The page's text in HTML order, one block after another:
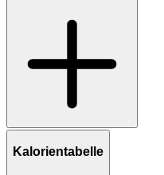
Kalorientabelle